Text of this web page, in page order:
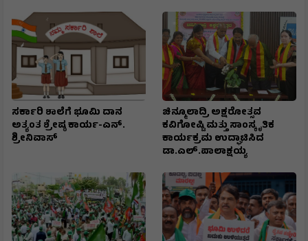
ಸರ್ಕಾರಿ ಶಾಲೆಗೆ ಭೂಮಿ ದಾನ
ಅತ್ಯಂತ ಶ್ರೇಷ್ಠ ಕಾರ್ಯ-ಎನ್.
ಶ್ರೀನಿವಾಸ್
ಚಿನ್ಮೂಲಾದ್ರಿ ಅಕ್ಷರೋತ್ಸವ
ಕವಿಗೋಷ್ಟಿ ಮತ್ತು ಸಾಂಸ್ಕೃತಿಕ
ಕಾರ್ಯಕ್ರಮ ಉದ್ಘಾಟಿಸಿದ
ಡಾ.ಎಲ್.ಪಾಲಾಕ್ಷಯ್ಯ